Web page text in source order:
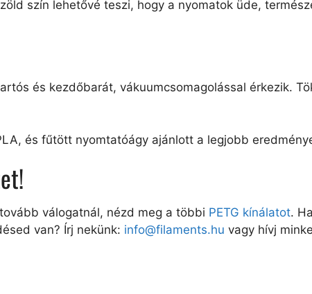
szín lehetővé teszi, hogy a nyomatok üde,
és kezdőbarát, vákuumcsomagolással érkezik.
és fűtött nyomtatóágy ajánlott a legjobb
válogatnál, nézd meg a többi PETG kínálatot.
van? Írj nekünk: info@filaments.hu vagy hívj